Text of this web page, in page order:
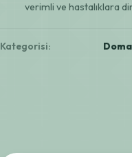
verimli ve hastalıklara
Kategorisi: